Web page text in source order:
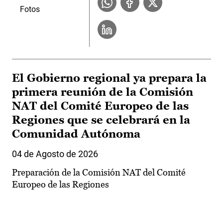
Fotos
El Gobierno regional ya prepara la
primera reunión de la Comisión
NAT del Comité Europeo de las
Regiones que se celebrará en la
Comunidad Autónoma
04 de Agosto de 2026
Preparación de la Comisión NAT del Comité
Europeo de las Regiones